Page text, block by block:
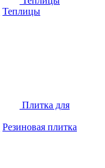
Теплицы
Плитка для
Резиновая плитка